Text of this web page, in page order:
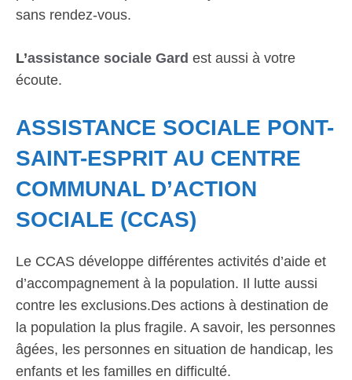
sans rendez-vous.
L’assistance sociale Gard est aussi à votre
écoute.
ASSISTANCE SOCIALE PONT-
SAINT-ESPRIT AU CENTRE
COMMUNAL D’ACTION
SOCIALE (CCAS)
Le CCAS développe différentes activités d’aide et
d’accompagnement à la population. Il lutte aussi
contre les exclusions.Des actions à destination de
la population la plus fragile. A savoir, les personnes
âgées, les personnes en situation de handicap, les
enfants et les familles en difficulté.